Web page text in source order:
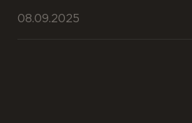
08.09.2025